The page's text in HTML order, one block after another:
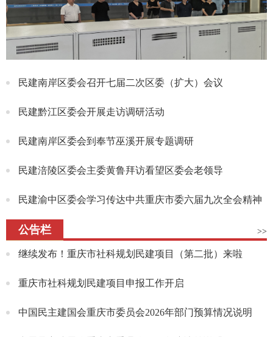
民建南岸区委会召开七届二次区委（扩大）会议
民建黔江区委会开展走访调研活动
民建南岸区委会到奉节巫溪开展专题调研
民建涪陵区委会主委黄鲁拜访看望区委会老领导
民建渝中区委会学习传达中共重庆市委六届九次全会精神
公告栏 >>
继续发布！重庆市社科规划民建项目（第二批）来啦
重庆市社科规划民建项目申报工作开启
中国民主建国会重庆市委员会2026年部门预算情况说明